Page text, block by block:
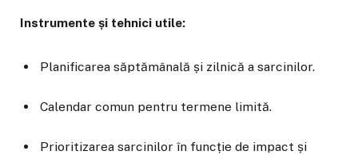
Instrumente și tehnici utile:
Planificarea săptămânală și zilnică a sarcinilor.
Calendar comun pentru termene limită.
Prioritizarea sarcinilor în funcție de impact și